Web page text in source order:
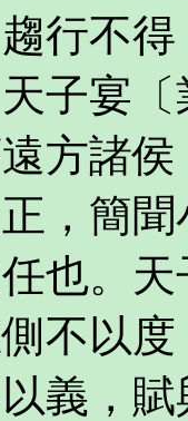
行不
子宴
方諸
，簡
也。
不以
義，